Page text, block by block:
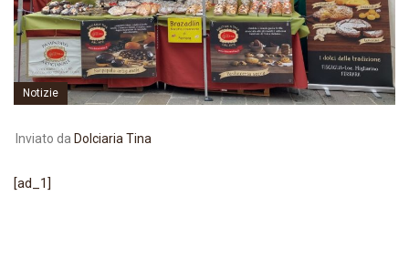
Notizie
Inviato da Dolciaria Tina
[ad_1]